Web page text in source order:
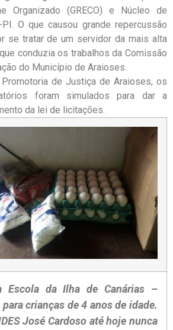
Organizado (GRECO) e Núcleo de
O que causou grande repercussão
se tratar de um servidor da mais alta
conduzia os trabalhos da Comissão
do Município de Araioses.
de Justiça de Araioses, os
foram simulados para dar a
da lei de licitações.
Escola da Ilha de Canárias –
crianças de4 anos de idade.
José Cardoso até hoje nunca